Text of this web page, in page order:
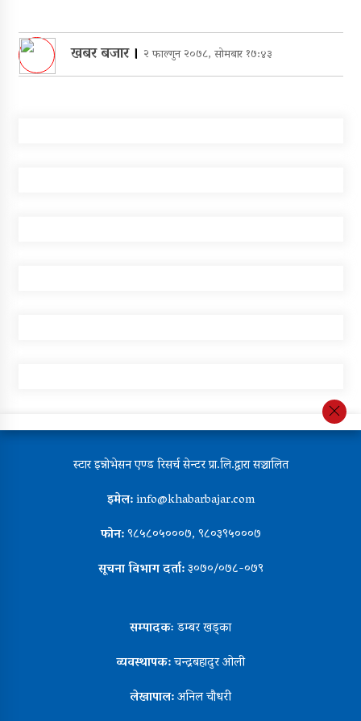
खबर बजार। २ फाल्गुन २०७८, सोमबार १७:४३
स्टार इन्नोभेसन एण्ड रिसर्च सेन्टर प्रा.लि.द्वारा सञ्चालित
इमेल:info@khabarbajar.com
फोन:९८५८०५०००७, ९८०३९५०००७
सूचना विभाग दर्ता:३०७०/०७८-०७९
सम्पादकःडम्बर खड्का
व्यवस्थापक:चन्द्रबहादुर ओली
लेखापाल:अनिल चौधरी